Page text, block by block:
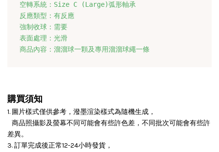
空轉系統： Size C (Large)弧形軸承
反應類型：有反應
強制收球：需要
表面處理：光滑
商品內容：溜溜球一顆及專用溜溜球繩一條
購買須知
1. 圖片樣式僅供參考，潑墨渲染樣式為隨機生成，
商品照攝影及螢幕不同可能會有些許色差，不同批次可能會有些許
差異。
3. 訂單完成後正常12-24小時發貨，